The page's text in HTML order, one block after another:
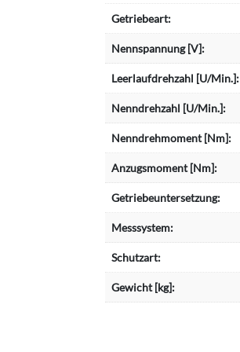
Getriebeart:
Nennspannung [V]:
Leerlaufdrehzahl [U/Min.]:
Nenndrehzahl [U/Min.]:
Nenndrehmoment [Nm]:
Anzugsmoment [Nm]:
Getriebeuntersetzung:
Messsystem:
Schutzart:
Gewicht [kg]: